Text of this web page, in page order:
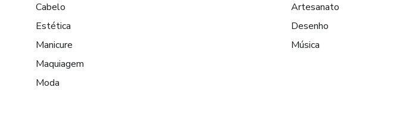
Cabelo
Estética
Manicure
Maquiagem
Moda
Artesanato
Desenho
Música